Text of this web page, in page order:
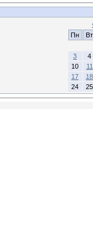
Пн
Вт
3
4
10
11
17
18
24
25